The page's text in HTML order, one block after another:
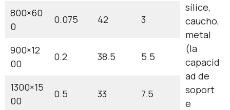
sílice,
caucho,
metal
(la
capacid
ad de
soport
e
800×60
0
0.075 42 3
900×12
00
0.2 38.5 5.5
1300×15
00
0.5 33 7.5